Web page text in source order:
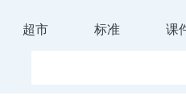
超市 标准 课